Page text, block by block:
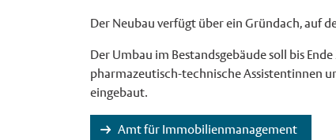
Der Neubau verfügt über ein Gründach, auf
Der Umbau im Bestandsgebäude soll bis
pharmazeutisch-technische Assistentinnen
eingebaut.
Amt für Immobilienmanagement